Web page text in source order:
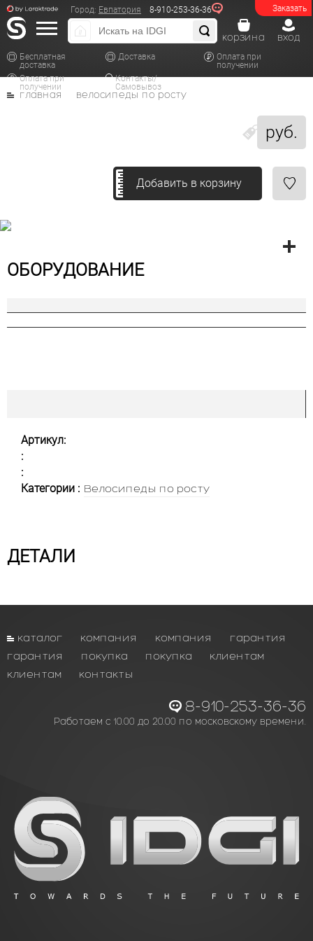
Заказать
Город: Евпатория 8-910-253-36-36
Бесплатная
доставка
Доставка
Оплата при
получении
Оплата при
получении
Контакты/
Самовывоз
вход
корзина
руб.
главная велосипеды по росту
Добавить в корзину
ОБОРУДОВАНИЕ
Артикул:
:
:
Категории : Велосипеды по росту
ДЕТАЛИ
каталог компания компания
гарантия
гарантия
покупка покупка
клиентам
клиентам
контакты
8-910-253-36-36
Работаем с 10.00 до 20.00 по московскому времени.